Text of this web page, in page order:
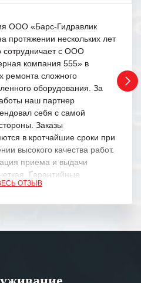
ООО «Барс-Гидравлик
протяжении нескольких лет
сотрудничает с ООО
компания 555» в
ремонта сложного
оборудования. За
наш партнер
себя с самой
Заказы
в кротчайшие сроки при
высокого качества работ.
приема и выдачи
Гарантийные
выполняются в
ОТЗЫВ